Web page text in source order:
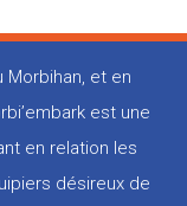
Morbihan, et en
est une
en relation les
désireux de